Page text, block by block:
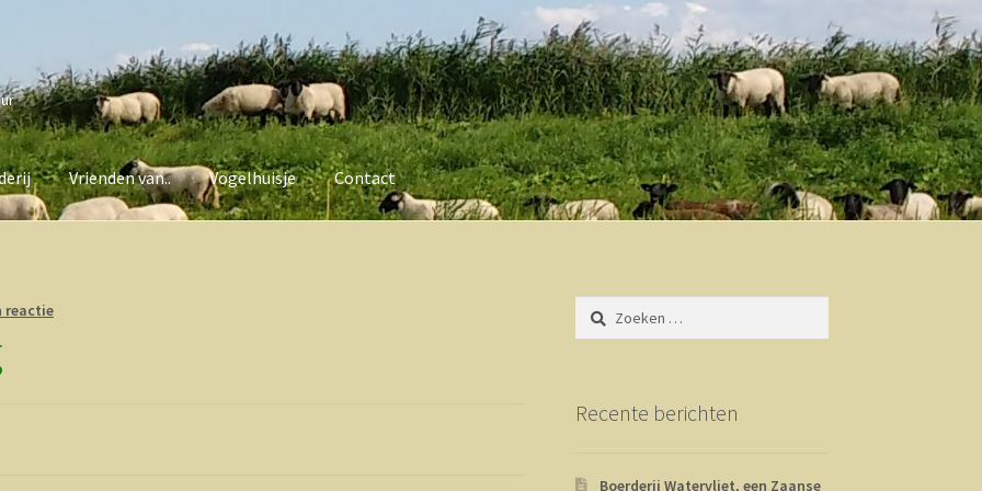
Vrienden van.. Vogelhuisje Contact
reactie
Zoeken
naar:
Recente berichten
Boerderij Watervliet, een Zaanse